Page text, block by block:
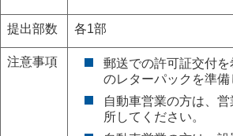
提出部数 各1部
注意事項
郵送での許可証交付
のレターパックを準備
自動車営業の方は、
所してください。